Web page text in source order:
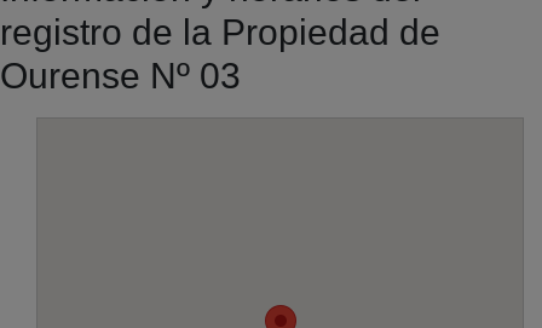
registro de la Propiedad de
Ourense Nº 03